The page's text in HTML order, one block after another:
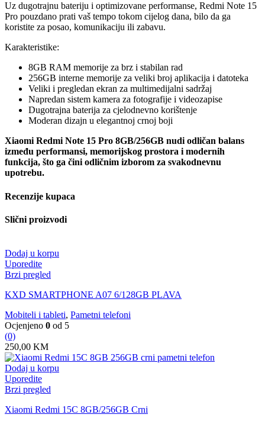
Uz dugotrajnu bateriju i optimizovane performanse, Redmi Note 15
Pro pouzdano prati vaš tempo tokom cijelog dana, bilo da ga
koristite za posao, komunikaciju ili zabavu.
Karakteristike:
8GB RAM memorije za brz i stabilan rad
256GB interne memorije za veliki broj aplikacija i datoteka
Veliki i pregledan ekran za multimedijalni sadržaj
Napredan sistem kamera za fotografije i videozapise
Dugotrajna baterija za cjelodnevno korištenje
Moderan dizajn u elegantnoj crnoj boji
Xiaomi Redmi Note 15 Pro 8GB/256GB nudi odličan balans
između performansi, memorijskog prostora i modernih
funkcija, što ga čini odličnim izborom za svakodnevnu
upotrebu.
Recenzije kupaca
Slični proizvodi
Dodaj u korpu
Uporedite
Brzi pregled
KXD SMARTPHONE A07 6/128GB PLAVA
Mobiteli i tableti, Pametni telefoni
Ocjenjeno 0 od 5
(0)
250,00 KM
Dodaj u korpu
Uporedite
Brzi pregled
Xiaomi Redmi 15C 8GB/256GB Crni